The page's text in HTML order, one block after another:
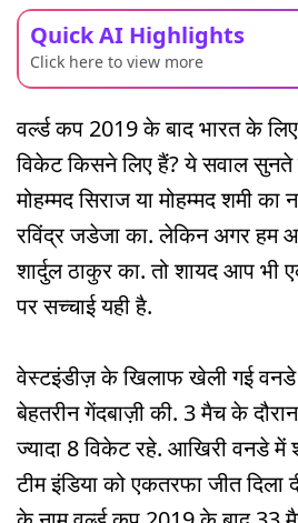
Quick AI Highlights
Click here to view more
वर्ल्ड कप 2019 के बाद भारत के
विकेट किसने लिए हैं? ये सवाल
मोहम्मद सिराज या मोहम्मद शमी का
रविंद्र जडेजा का. लेकिन अगर हम
शार्दुल ठाकुर का. तो शायद आप भी
पर सच्चाई यही है.
वेस्टइंडीज़ के खिलाफ खेली गई वनडे
बेहतरीन गेंदबाज़ी की. 3 मैच के
ज्यादा 8 विकेट रहे. आखिरी वनडे में
टीम इंडिया को एकतरफा जीत दिला